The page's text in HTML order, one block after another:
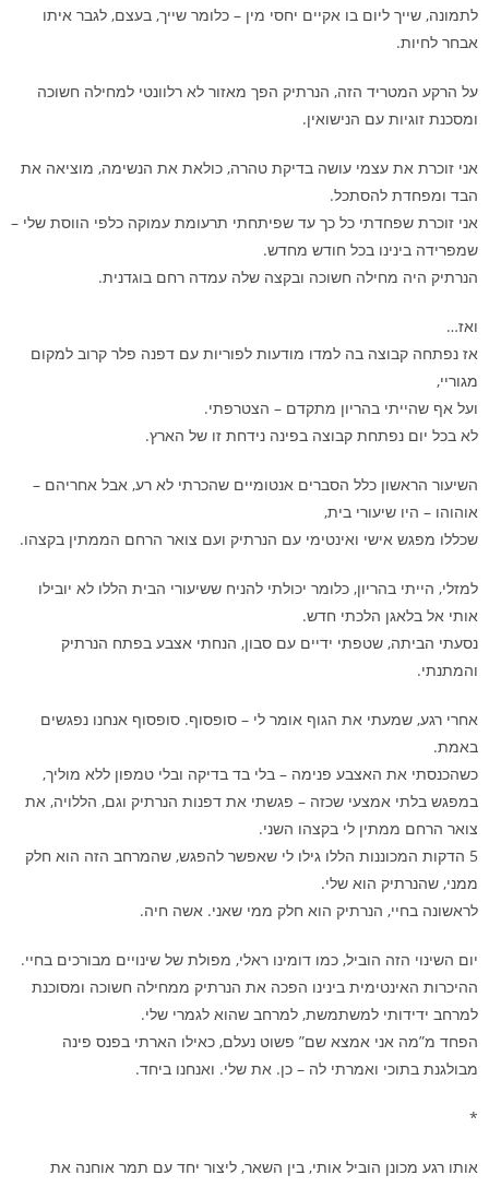
לתמונה, שייך ליום בו אקיים יחסי מין – כלומר שייך, בעצם, לגבר איתו
אבחר לחיות.
על הרקע המטריד הזה, הנרתיק הפך מאזור לא רלוונטי למחילה חשוכה
ומסכנת זוגיות עם הנישואין.
אני זוכרת את עצמי עושה בדיקת טהרה, כולאת את הנשימה, מוציאה את
הבד ומפחדת להסתכל.
אני זוכרת שפחדתי כל כך עד שפיתחתי תרעומת עמוקה כלפי הווסת שלי –
שמפרידה בינינו בכל חודש מחדש.
הנרתיק היה מחילה חשוכה ובקצה שלה עמדה רחם בוגדנית.
ואז…
אז נפתחה קבוצה בה למדו מודעות לפוריות עם דפנה פלר קרוב למקום
מגוריי,
ועל אף שהייתי בהריון מתקדם – הצטרפתי.
לא בכל יום נפתחת קבוצה בפינה נידחת זו של הארץ.
השיעור הראשון כלל הסברים אנטומיים שהכרתי לא רע, אבל אחריהם –
אוהוהו – היו שיעורי בית,
שכללו מפגש אישי ואינטימי עם הנרתיק ועם צואר הרחם הממתין בקצהו.
למזלי, הייתי בהריון, כלומר יכולתי להניח ששיעורי הבית הללו לא יובילו
אותי אל בלאגן הלכתי חדש.
נסעתי הביתה, שטפתי ידיים עם סבון, הנחתי אצבע בפתח הנרתיק
והמתנתי.
אחרי רגע, שמעתי את הגוף אומר לי – סופסוף. סופסוף אנחנו נפגשים
באמת.
כשהכנסתי את האצבע פנימה – בלי בד בדיקה ובלי טמפון ללא מוליך,
במפגש בלתי אמצעי שכזה – פגשתי את דפנות הנרתיק וגם, הללויה, את
צואר הרחם ממתין לי בקצהו השני.
5 הדקות המכוננות הללו גילו לי שאפשר להפגש, שהמרחב הזה הוא חלק
ממני, שהנרתיק הוא שלי.
לראשונה בחיי, הנרתיק הוא חלק ממי שאני. אשה חיה.
יום השינוי הזה הוביל, כמו דומינו ראלי, מפולת של שינויים מבורכים בחיי.
ההיכרות האינטימית בינינו הפכה את הנרתיק ממחילה חשוכה ומסוכנת
למרחב ידידותי למשתמשת, למרחב שהוא לגמרי שלי.
הפחד מ”מה אני אמצא שם” פשוט נעלם, כאילו הארתי בפנס פינה
מבולגנת בתוכי ואמרתי לה – כן. את שלי. ואנחנו ביחד.
*
אותו רגע מכונן הוביל אותי, בין השאר, ליצור יחד עם תמר אוחנה את